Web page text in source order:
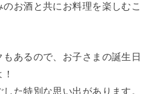
お酒と共にお料理を楽しむこ
もあるので、お子さまの誕生日
た特別な思い出があります。